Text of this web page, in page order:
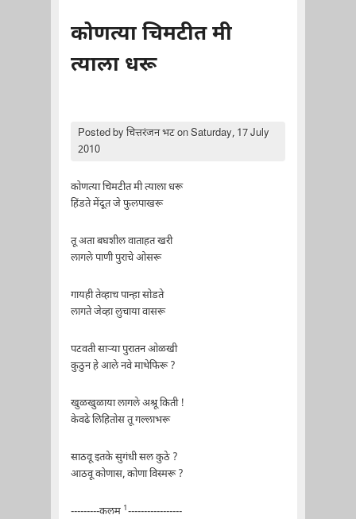
कोणत्या चिमटीत मी
त्याला धरू
Posted byचित्तरंजन भटon Saturday, 17 July
2010
कोणत्या चिमटीत मी त्याला धरू
हिंडते मेंदूत जे फुलपाखरू
तू अता बघशील वाताहत खरी
लागले पाणी पुराचे ओसरू
गायही तेव्हाच पान्हा सोडते
लागते जेव्हा लुचाया वासरू
पटवती साऱ्या पुरातन ओळखी
कुठुन हे आले नवे माथेफिरू ?
खुळखुळाया लागले अश्रू किती !
केवढे लिहितोस तू गल्लाभरू
साठवू इतके सुगंधी सल कुठे ?
आठवू कोणास, कोणा विस्मरू ?
---------कलम 1-----------------